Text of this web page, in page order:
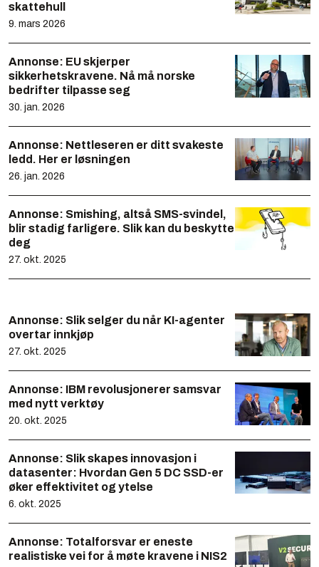
skattehull
9. mars 2026
Annonse: EU skjerper
sikkerhetskravene. Nå må norske
bedrifter tilpasse seg
30. jan. 2026
Annonse: Nettleseren er ditt svakeste
ledd. Her er løsningen
26. jan. 2026
Annonse: Smishing, altså SMS-svindel,
blir stadig farligere. Slik kan du beskytte
deg
27. okt. 2025
Annonse: Slik selger du når KI-agenter
overtar innkjøp
27. okt. 2025
Annonse: IBM revolusjonerer samsvar
med nytt verktøy
20. okt. 2025
Annonse: Slik skapes innovasjon i
datasenter: Hvordan Gen 5 DC SSD-er
øker effektivitet og ytelse
6. okt. 2025
Annonse: Totalforsvar er eneste
realistiske vei for å møte kravene i NIS2